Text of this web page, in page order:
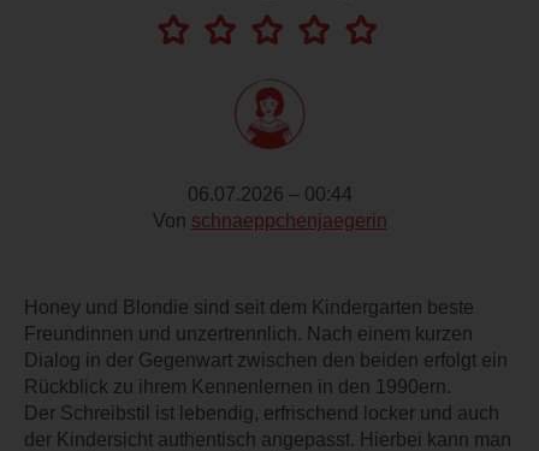
06.07.2026 – 00:44
Von schnaeppchenjaegerin
Honey und Blondie sind seit dem Kindergarten beste
Freundinnen und unzertrennlich. Nach einem kurzen
Dialog in der Gegenwart zwischen den beiden erfolgt ein
Rückblick zu ihrem Kennenlernen in den 1990ern.
Der Schreibstil ist lebendig, erfrischend locker und auch
der Kindersicht authentisch angepasst. Hierbei kann man